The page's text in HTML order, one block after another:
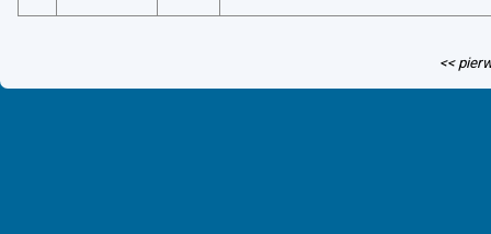
<<